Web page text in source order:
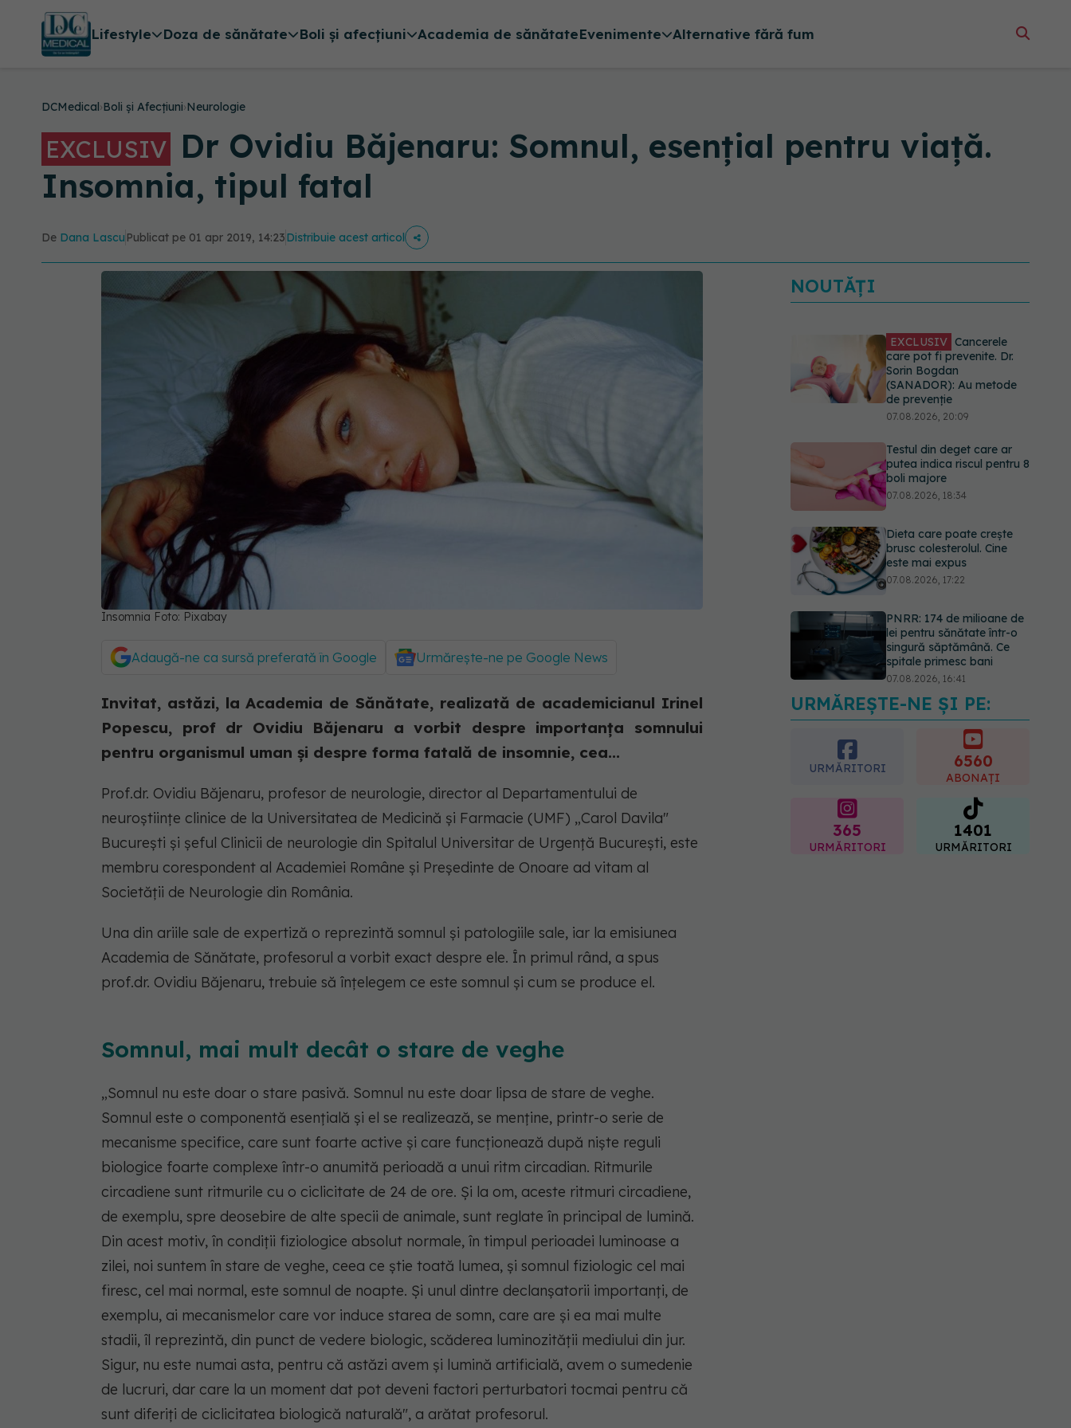
Lifestyle Doza de sănătate Boli și afecțiuni Academia de sănătateEvenimente Alternative fără fum
DCMedical›Boli și Afecțiuni›Neurologie
EXCLUSIV Dr Ovidiu Băjenaru: Somnul, esențial pentru viață.
Insomnia, tipul fatal
De Dana Lascu Publicat pe 01 apr 2019, 14:23Distribuie acest articol
Insomnia Foto: Pixabay
Adaugă-ne ca sursă preferată în Google Urmărește-ne pe Google News
Invitat, astăzi, la Academia de Sănătate, realizată de academicianul Irinel
Popescu, prof dr Ovidiu Băjenaru a vorbit despre importanța somnului
pentru organismul uman și despre forma fatală de insomnie, cea...
Prof.dr. Ovidiu Băjenaru, profesor de neurologie, director al Departamentului de
neuroștiințe clinice de la Universitatea de Medicină și Farmacie (UMF) „Carol Davila"
București și șeful Clinicii de neurologie din Spitalul Universitar de Urgență București, este
membru corespondent al Academiei Române și Președinte de Onoare ad vitam al
Societății de Neurologie din România.
Una din ariile sale de expertiză o reprezintă somnul și patologiile sale, iar la emisiunea
Academia de Sănătate, profesorul a vorbit exact despre ele. În primul rând, a spus
prof.dr. Ovidiu Băjenaru, trebuie să înțelegem ce este somnul și cum se produce el.
Somnul, mai mult decât o stare de veghe
„Somnul nu este doar o stare pasivă. Somnul nu este doar lipsa de stare de veghe.
Somnul este o componentă esențială și el se realizează, se menține, printr-o serie de
mecanisme specifice, care sunt foarte active și care funcționează după niște reguli
biologice foarte complexe într-o anumită perioadă a unui ritm circadian. Ritmurile
circadiene sunt ritmurile cu o ciclicitate de 24 de ore. Și la om, aceste ritmuri circadiene,
de exemplu, spre deosebire de alte specii de animale, sunt reglate în principal de lumină.
Din acest motiv, în condiții fiziologice absolut normale, în timpul perioadei luminoase a
zilei, noi suntem în stare de veghe, ceea ce știe toată lumea, și somnul fiziologic cel mai
firesc, cel mai normal, este somnul de noapte. Și unul dintre declanșatorii importanți, de
exemplu, ai mecanismelor care vor induce starea de somn, care are și ea mai multe
stadii, îl reprezintă, din punct de vedere biologic, scăderea luminozității mediului din jur.
Sigur, nu este numai asta, pentru că astăzi avem și lumină artificială, avem o sumedenie
de lucruri, dar care la un moment dat pot deveni factori perturbatori tocmai pentru că
sunt diferiți de ciclicitatea biologică naturală", a arătat profesorul.
NOUTĂȚI
EXCLUSIV
care pot fi prevenite. Dr.
Sorin Bogdan
(SANADOR): Au metode
de prevenție
07.08.2026, 20:09
putea indica riscul pentru 8
boli majore
07.08.2026, 18:34
brusc colesterolul. Cine
este mai expus
07.08.2026, 17:22
lei pentru sănătate într-o
singură săptămână. Ce
spitale primesc bani
07.08.2026, 16:41
Ce spune culoarea ta
preferată despre vârsta
pe care o ai. Care este
"codul cromatic" al
07.08.2026, 21:29
URMĂREȘTE-NE ȘI PE:
URMĂRITORI 6560
ABONAȚI
365
URMĂRITORI
1401
URMĂRITORI